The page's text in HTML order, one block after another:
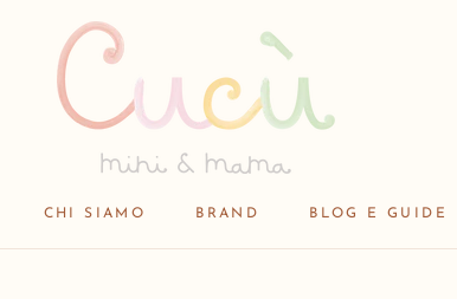
CHI SIAMO
BRAND
BLOG E GUIDE